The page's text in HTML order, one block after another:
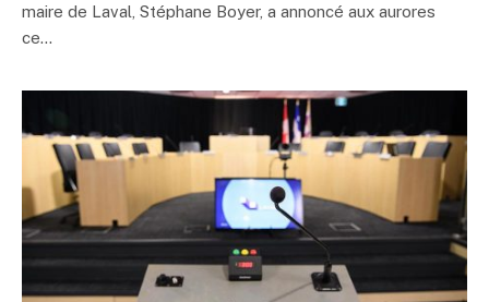
maire de Laval, Stéphane Boyer, a annoncé aux aurores
ce…